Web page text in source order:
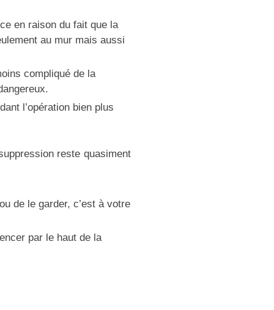
en raison du fait que la
au mur mais aussi
compliqué de la
l’opération bien plus
reste quasiment
de le garder, c’est à votre
par le haut de la